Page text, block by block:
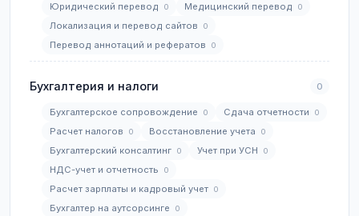
Юридический перевод 0 Медицинский перевод 0
Локализация и перевод сайтов 0
Перевод аннотаций и рефератов 0
Бухгалтерия и налоги 0
Бухгалтерское сопровождение 0 Сдача отчетности 0
Расчет налогов 0 Восстановление учета 0
Бухгалтерский консалтинг 0 Учет при УСН 0
НДС-учет и отчетность 0
Расчет зарплаты и кадровый учет 0
Бухгалтер на аутсорсинге 0